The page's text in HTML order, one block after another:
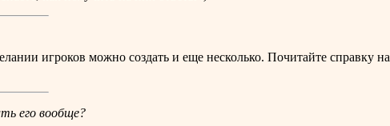
игроков можно создать и еще несколько. Почитайте справку на
его вообще?